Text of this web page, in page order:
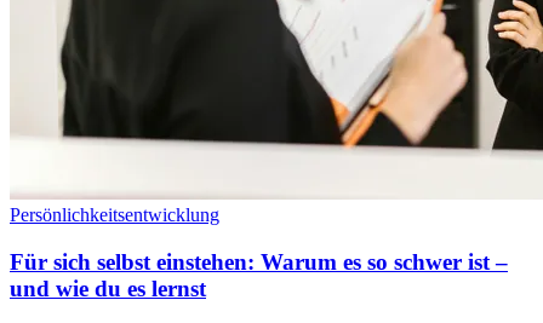
Persönlichkeitsentwicklung
Für sich selbst einstehen: Warum es so schwer ist –
und wie du es lernst